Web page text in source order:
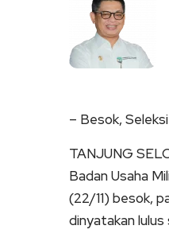
– Besok,
TANJUNG
Badan Usaha
(22/11) besok,
dinyatakan